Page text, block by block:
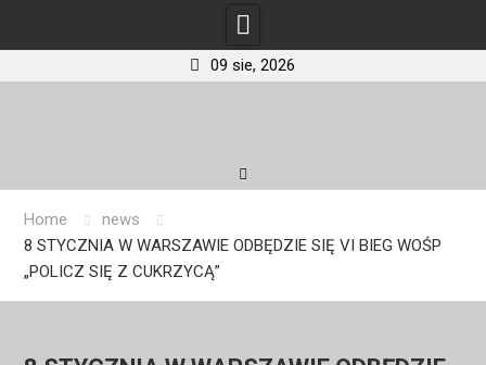
09 sie, 2026
Home
news
8 STYCZNIA W WARSZAWIE ODBĘDZIE SIĘ VI BIEG WOŚP
„POLICZ SIĘ Z CUKRZYCĄ”